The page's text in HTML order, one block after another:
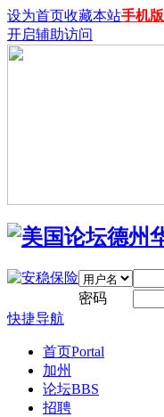
设为首页收藏本站手机版
开启辅助访问
密码
快捷导航
首页Portal
加州
论坛BBS
招聘